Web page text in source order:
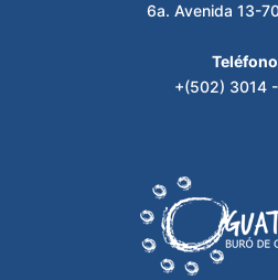
6a. Avenida 13-
+(502) 3014